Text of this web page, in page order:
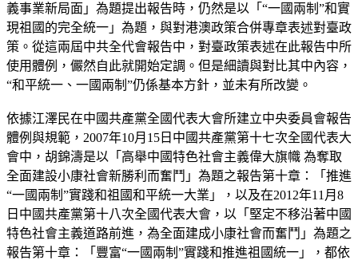
義事業新局面」為題提出報告時，仍然是以「“一國兩制”和實
現祖國的完全統一」為題，與對港澳政策合併專章表述對臺政
策。從這兩屆中共全代會報告中，對臺政策表述在此報告中所
使用體例，儼然自此就開始定調。但是細讀與對比其中內容，
“和平統一、一國兩制”仍係基本方針，並未有所改變。
依據江澤民在中國共產黨全國代表大會所建立中央委員會報告
體例與規範，2007年10月15日中國共產黨第十七次全國代表大
會中，胡錦濤是以「高舉中國特色社會主義偉大旗幟 為奪取
全面建設小康社會新勝利而奮鬥」為題之報告第十章：「推進
“一國兩制”實踐和祖國和平統一大業」，以及在2012年11月8
日中國共產黨第十八次全國代表大會，以「堅定不移沿著中國
特色社會主義道路前進，為全面建成小康社會而奮鬥」為題之
報告第十章：「豐富“一國兩制”實踐和推進祖國統一」，都依